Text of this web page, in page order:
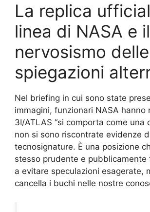
La replica
linea di NASA e il
nervosismo delle
spiegazioni
Nel briefing in cui sono state
immagini, funzionari NASA hanno
3I/ATLAS “si comporta come una
non si sono riscontrate evidenze
tecnosignature. È una posizione
stesso prudente e pubblicamente
a evitare speculazioni esagerate,
cancella i buchi nelle nostre